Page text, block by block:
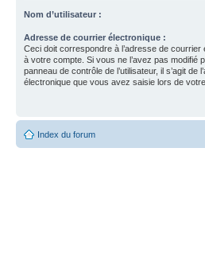
Nom d’utilisateur :
Adresse de courrier électronique :
Ceci doit correspondre à l’adresse de
à votre compte. Si vous ne l’avez pas modifié
panneau de contrôle de l’utilisateur, il s’agit de
électronique que vous avez saisie lors de
Index du forum